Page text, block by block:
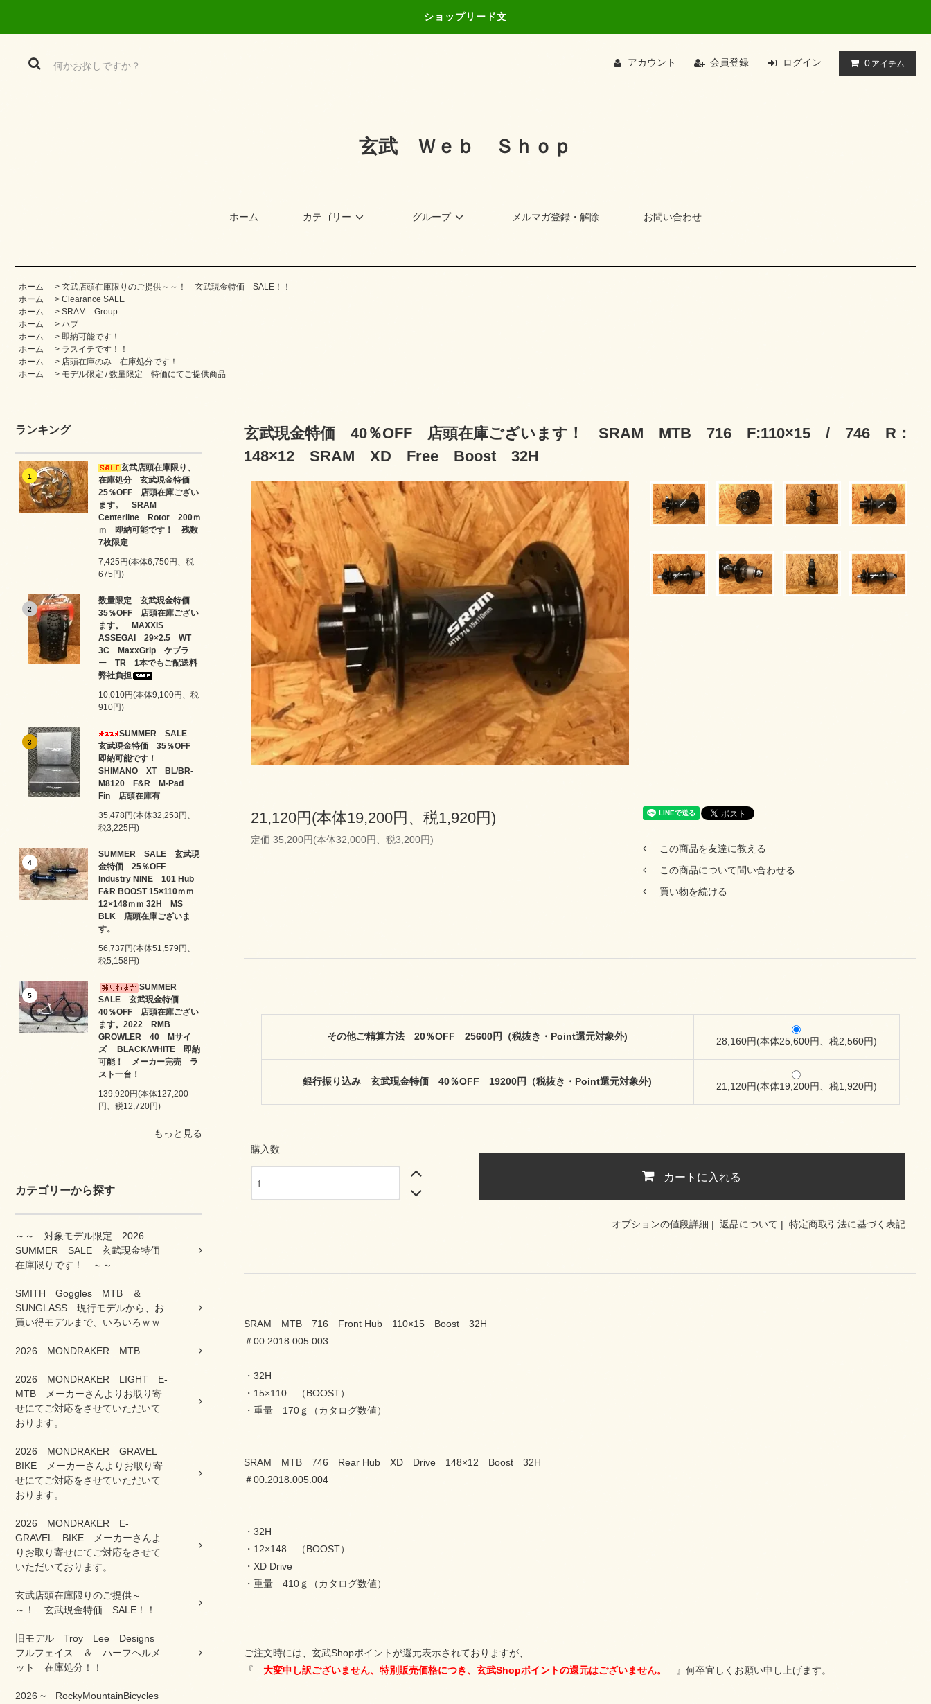
ショップリード文
アカウント 会員登録 ログイン 0 アイテム
玄武 Ｗｅｂ Ｓｈｏｐ
ホーム カテゴリー グループ メルマガ登録・解除 お問い合わせ
ホーム > 玄武店頭在庫限りのご提供～～！ 玄武現金特価 SALE！！
ホーム
> Clearance SALE
ホーム
> SRAM Group
ホーム
> ハブ
ホーム
> 即納可能です！
ホーム
> ラスイチです！！
ホーム
> 店頭在庫のみ 在庫処分です！
ホーム
> モデル限定 / 数量限定 特価にてご提供商品
ランキング
1
玄武店頭在庫限り、
在庫処分 玄武現金特価
25％OFF 店頭在庫ござい
ます。 SRAM
Centerline Rotor 200ｍ
ｍ 即納可能です！ 残数
7枚限定
7,425円(本体6,750円、税
675円)
2
数量限定 玄武現金特価
35％OFF 店頭在庫ござい
ます。 MAXXIS
ASSEGAI 29×2.5 WT
3C MaxxGrip ケブラ
ー TR 1本でもご配送料
弊社負担
10,010円(本体9,100円、税
910円)
3
SUMMER SALE
玄武現金特価 35％OFF
即納可能です！
SHIMANO XT BL/BR-
M8120 F&R M-Pad
Fin 店頭在庫有
35,478円(本体32,253円、
税3,225円)
4
SUMMER SALE 玄武現
金特価 25％OFF
Industry NINE 101 Hub
F&R BOOST 15×110ｍｍ
12×148ｍｍ 32H MS
BLK 店頭在庫ございま
す。
56,737円(本体51,579円、
税5,158円)
5
SUMMER
SALE 玄武現金特価
40％OFF 店頭在庫ござい
ます。2022 RMB
GROWLER 40 Mサイ
ズ BLACK/WHITE 即納
可能！ メーカー完売 ラ
スト一台！
139,920円(本体127,200
円、税12,720円)
もっと見る
カテゴリーから探す
～～ 対象モデル限定 2026
SUMMER SALE 玄武現金特価
在庫限りです！ ～～
SMITH Goggles MTB ＆
SUNGLASS 現行モデルから、お
買い得モデルまで、いろいろｗｗ
2026 MONDRAKER MTB
2026 MONDRAKER LIGHT E-
MTB メーカーさんよりお取り寄
せにてご対応をさせていただいて
おります。
2026 MONDRAKER GRAVEL
BIKE メーカーさんよりお取り寄
せにてご対応をさせていただいて
おります。
2026 MONDRAKER E-
GRAVEL BIKE メーカーさんよ
りお取り寄せにてご対応をさせて
いただいております。
玄武店頭在庫限りのご提供～
～！ 玄武現金特価 SALE！！
旧モデル Troy Lee Designs
フルフェイス ＆ ハーフヘルメ
ット 在庫処分！！
2026 ~ RockyMountainBicycles
玄武現金特価 40％OFF 店頭在庫ございます！ SRAM MTB 716 F:110×15 / 746 R：
148×12 SRAM XD Free Boost 32H
21,120円(本体19,200円、税1,920円)
定価 35,200円(本体32,000円、税3,200円)
この商品を友達に教える
この商品について問い合わせる
買い物を続ける
その他ご精算方法 20％OFF 25600円（税抜き・Point還元対象外) 28,160円(本体25,600円、税2,560円)
銀行振り込み 玄武現金特価 40％OFF 19200円（税抜き・Point還元対象外) 21,120円(本体19,200円、税1,920円)
購入数
カートに入れる
オプションの値段詳細 | 返品について | 特定商取引法に基づく表記
SRAM MTB 716 Front Hub 110×15 Boost 32H
＃00.2018.005.003
・32H
・15×110 （BOOST）
・重量 170ｇ（カタログ数値）
SRAM MTB 746 Rear Hub XD Drive 148×12 Boost 32H
＃00.2018.005.004
・32H
・12×148 （BOOST）
・XD Drive
・重量 410ｇ（カタログ数値）
ご注文時には、玄武Shopポイントが還元表示されておりますが、
『 大変申し訳ございません、特別販売価格につき、玄武Shopポイントの還元はございません。 』何卒宜しくお願い申し上げます。